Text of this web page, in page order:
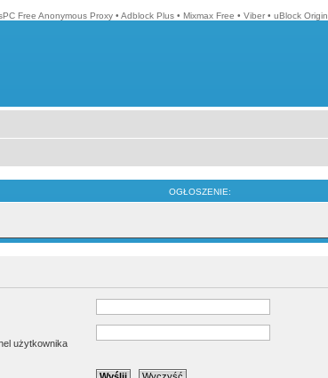
Free Anonymous Proxy • Adblock Plus • Mixmax Free • Viber • uBlock Origin
OGŁOSZENIE:
użytkownika